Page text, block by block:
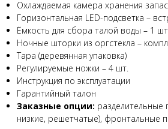
Охлаждаемая камера хранения
Горизонтальная LED-подсветка –
Ёмкость для сбора талой воды – 1 шт.
Ночные шторки из оргстекла –
Тара (деревянная упаковка)
Регулируемые ножки – 4 шт.
Инструкция по эксплуатации
Гарантийный талон
Заказные опции: разделительные
низкие, решетчатые), фронтальные